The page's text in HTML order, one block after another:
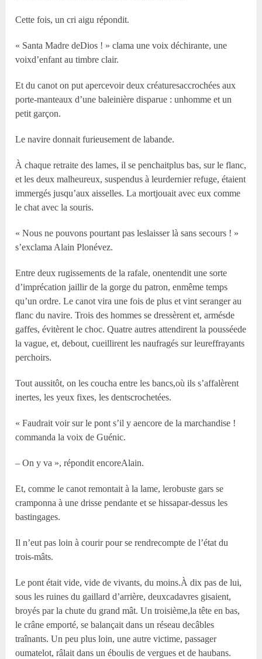
Cette fois, un cri aigu répondit.
« Santa Madre deDios ! » clama une voix déchirante, une
voixd’enfant au timbre clair.
Et du canot on put apercevoir deux créaturesaccrochées aux
porte-manteaux d’une baleinière disparue : unhomme et un
petit garçon.
Le navire donnait furieusement de labande.
À chaque retraite des lames, il se penchaitplus bas, sur le flanc,
et les deux malheureux, suspendus à leurdernier refuge, étaient
immergés jusqu’aux aisselles. La mortjouait avec eux comme
le chat avec la souris.
« Nous ne pouvons pourtant pas leslaisser là sans secours ! »
s’exclama Alain Plonévez.
Entre deux rugissements de la rafale, onentendit une sorte
d’imprécation jaillir de la gorge du patron, enmême temps
qu’un ordre. Le canot vira une fois de plus et vint seranger au
flanc du navire. Trois des hommes se dressèrent et, armésde
gaffes, évitèrent le choc. Quatre autres attendirent la pousséede
la vague, et, debout, cueillirent les naufragés sur leureffrayants
perchoirs.
Tout aussitôt, on les coucha entre les bancs,où ils s’affalèrent
inertes, les yeux fixes, les dentscrochetées.
« Faudrait voir sur le pont s’il y aencore de la marchandise !
commanda la voix de Guénic.
– On y va », répondit encoreAlain.
Et, comme le canot remontait à la lame, lerobuste gars se
cramponna à une drisse pendante et se hissapar-dessus les
bastingages.
Il n’eut pas loin à courir pour se rendrecompte de l’état du
trois-mâts.
Le pont était vide, vide de vivants, du moins.À dix pas de lui,
sous les ruines du gaillard d’arrière, deuxcadavres gisaient,
broyés par la chute du grand mât. Un troisième,la tête en bas,
le crâne emporté, se balançait dans un réseau decâbles
traînants. Un peu plus loin, une autre victime, passager
oumatelot, râlait dans un éboulis de vergues et de haubans.